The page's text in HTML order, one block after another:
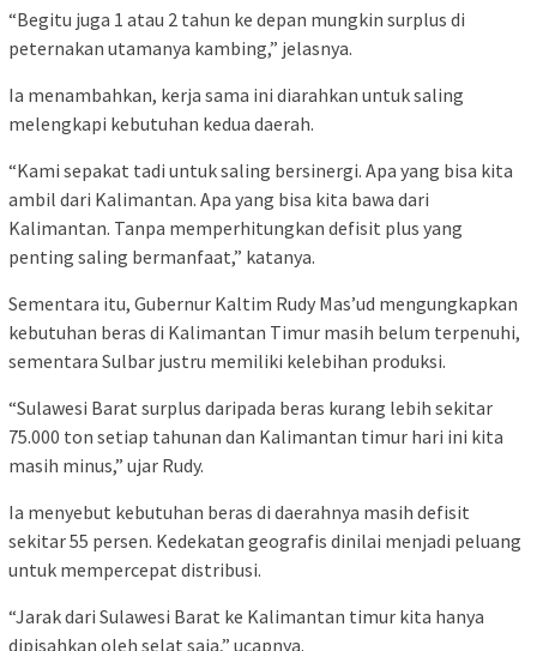
“Begitu juga 1 atau 2 tahun ke depan mungkin surplus di
peternakan utamanya kambing,” jelasnya.
Ia menambahkan, kerja sama ini diarahkan untuk saling
melengkapi kebutuhan kedua daerah.
“Kami sepakat tadi untuk saling bersinergi. Apa yang bisa kita
ambil dari Kalimantan. Apa yang bisa kita bawa dari
Kalimantan. Tanpa memperhitungkan defisit plus yang
penting saling bermanfaat,” katanya.
Sementara itu, Gubernur Kaltim Rudy Mas’ud mengungkapkan
kebutuhan beras di Kalimantan Timur masih belum terpenuhi,
sementara Sulbar justru memiliki kelebihan produksi.
“Sulawesi Barat surplus daripada beras kurang lebih sekitar
75.000 ton setiap tahunan dan Kalimantan timur hari ini kita
masih minus,” ujar Rudy.
Ia menyebut kebutuhan beras di daerahnya masih defisit
sekitar 55 persen. Kedekatan geografis dinilai menjadi peluang
untuk mempercepat distribusi.
“Jarak dari Sulawesi Barat ke Kalimantan timur kita hanya
dipisahkan oleh selat saja,” ucapnya.